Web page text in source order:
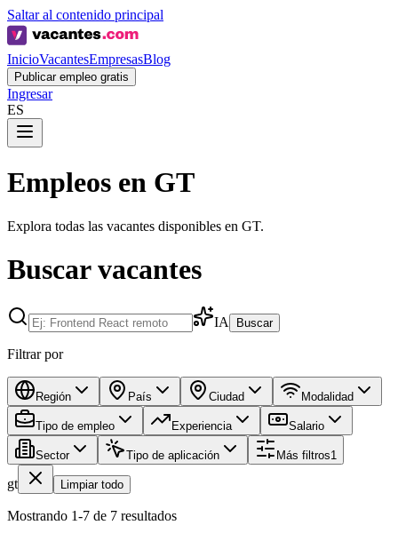
Saltar al contenido principal
InicioVacantesEmpresasBlog
Publicar empleo gratis
Ingresar
ES
Empleos en GT
Explora todas las vacantes disponibles en GT.
Buscar vacantes
IA Buscar
Filtrar por
Región País Ciudad Modalidad
Tipo de empleo Experiencia Salario
Sector Tipo de aplicación Más filtros1
gt Limpiar todo
Mostrando 1-7 de 7 resultados